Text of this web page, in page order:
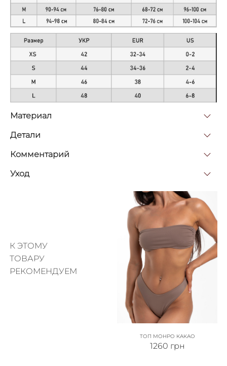
Материал
Детали
Комментарий
Уход
К ЭТОМУ
ТОВАРУ
РЕКОМЕНДУЕМ
ТОП МОНРО КАКАО
1260 грн